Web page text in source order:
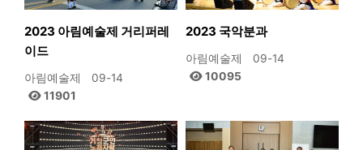
2023 아림예술제 거리퍼레
이드
아림예술제
09-14
11901
2023 국악분과
아림예술제
09-14
10095